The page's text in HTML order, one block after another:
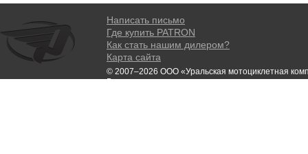
Написать письмо
Где купить PATRON
Как стать нашим дилером?
Карта сайта
© 2007–2026 ООО «Уральская мотоциклетная
Все права защищены